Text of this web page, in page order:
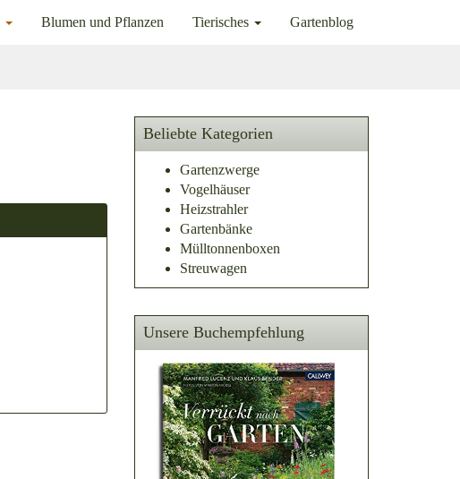
Blumen und Pflanzen Tierisches Gartenblog
Beliebte Kategorien
Gartenzwerge
Vogelhäuser
Heizstrahler
Gartenbänke
Mülltonnenboxen
Streuwagen
Unsere Buchempfehlung